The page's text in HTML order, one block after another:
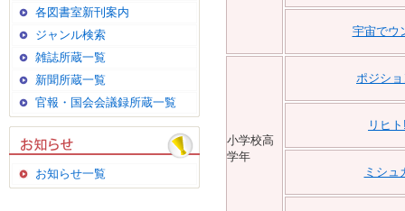
各図書室新刊案内
ジャンル検索
雑誌所蔵一覧
新聞所蔵一覧
官報・国会会議録所蔵一覧
お知らせ一覧
宇宙でウ
小学校高
学年
ポジシ
リヒ
ミシュ